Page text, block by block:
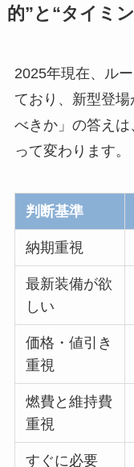
的”と“タイミ
2025年現在、ル
ており、新型登
べきか」の答え
って変わります。
判断基準
納期重視
最新装備が欲
しい
価格・値引き
重視
燃費と維持費
重視
すぐに必要